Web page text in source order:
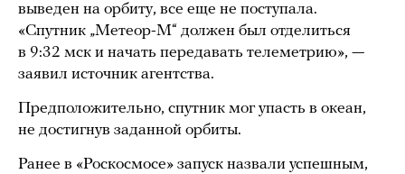
выведен на орбиту, все еще не поступала.
«Спутник „Метеор-М“ должен был отделиться
в 9:32 мск и начать передавать телеметрию», —
заявил источник агентства.
Предположительно, спутник мог упасть в океан,
не достигнув заданной орбиты.
Ранее в «Роскосмосе» запуск назвали успешным,